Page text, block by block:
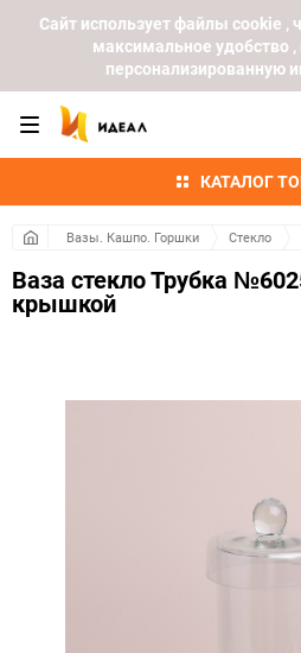
Cайт использует файлы cookie ,
максимальное удобство ,
персонализированную
КАТАЛОГ
Вазы. Кашпо. Горшки Стекло
Ваза стекло Трубка
крышкой